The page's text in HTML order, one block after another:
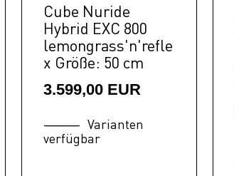
Cube Nuride
Hybrid EXC 800
lemongrass'n'refle
x Größe: 50 cm
3.599,00 EUR
Varianten
verfügbar